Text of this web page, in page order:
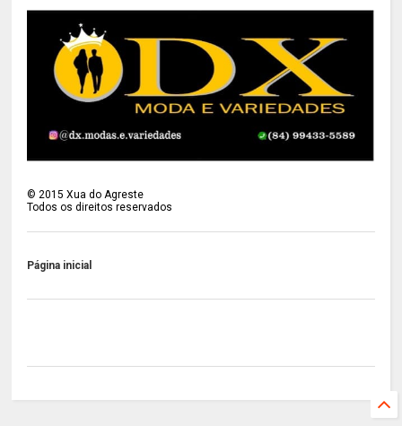
©2015 Xua do Agreste
Todos os direitos reservados
Página inicial